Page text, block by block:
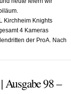
Kirchheim Knights
4 Kameras
der ProA. Nach
98 –